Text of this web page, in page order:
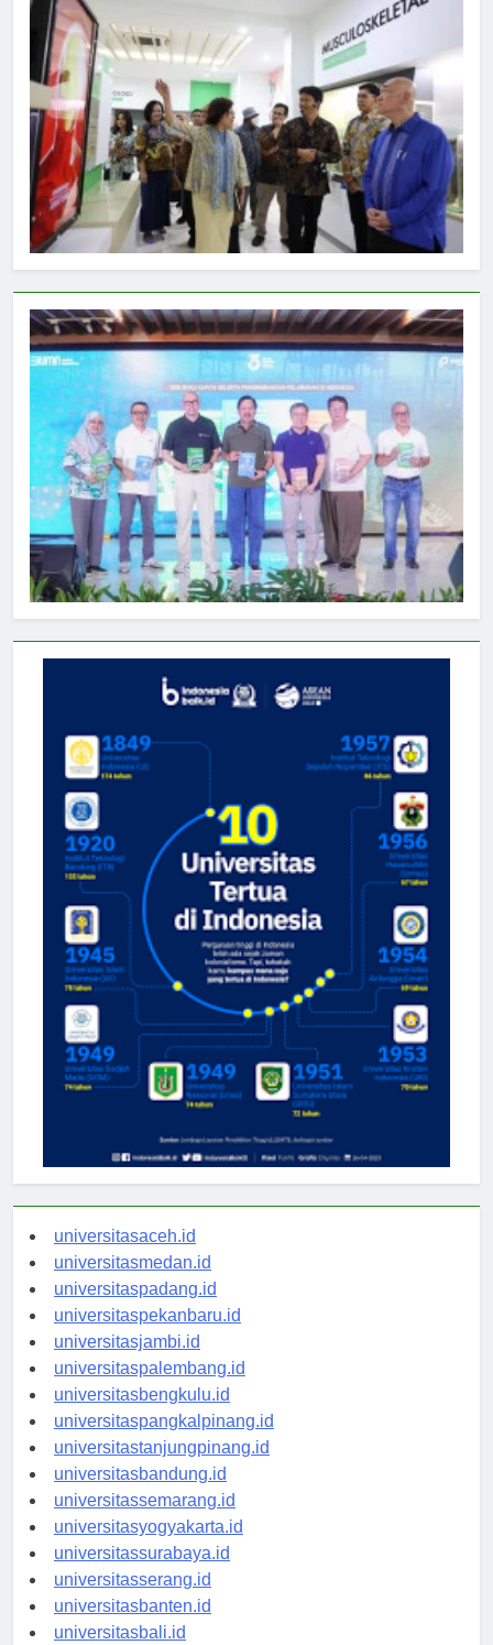
universitasaceh.id
universitasmedan.id
universitaspadang.id
universitaspekanbaru.id
universitasjambi.id
universitaspalembang.id
universitasbengkulu.id
universitaspangkalpinang.id
universitastanjungpinang.id
universitasbandung.id
universitassemarang.id
universitasyogyakarta.id
universitassurabaya.id
universitasserang.id
universitasbanten.id